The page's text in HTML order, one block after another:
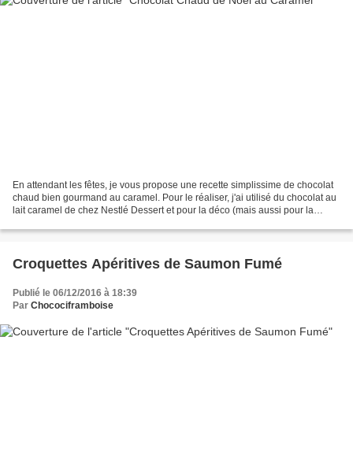
En attendant les fêtes, je vous propose une recette simplissime de chocolat
chaud bien gourmand au caramel. Pour le réaliser, j'ai utilisé du chocolat au
lait caramel de chez Nestlé Dessert et pour la déco (mais aussi pour la
Croquettes Apéritives de Saumon Fumé
Publié le 06/12/2016 à 18:39
Par Chocociframboise